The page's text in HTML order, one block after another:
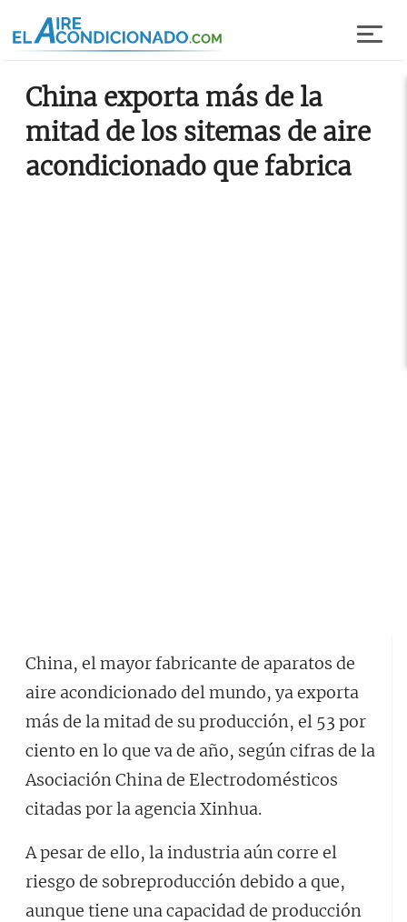
China exporta más de la
mitad de los sitemas de aire
acondicionado que fabrica
China, el mayor fabricante de aparatos de
aire acondicionado del mundo, ya exporta
más de la mitad de su producción, el 53 por
ciento en lo que va de año, según cifras de la
Asociación China de Electrodomésticos
citadas por la agencia Xinhua.
A pesar de ello, la industria aún corre el
riesgo de sobreproducción debido a que,
aunque tiene una capacidad de producción